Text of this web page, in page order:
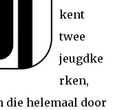
kent
twee
jeugdke
rken,
die helemaal door